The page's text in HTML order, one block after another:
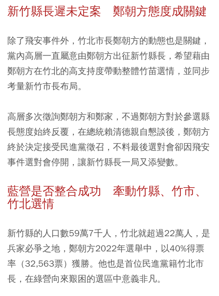
新竹縣長遲未定案 鄭朝方態度成關鍵
除了飛安事件外，竹北市長鄭朝方的動態也是關鍵，
黨內高層一直屬意由鄭朝方出征新竹縣長，希望藉由
鄭朝方在竹北的高支持度帶動整體竹苗選情，並同步
考量新竹市長布局。
高層多次徵詢鄭朝方和鄭家，不過鄭朝方對於參選縣
長態度始終反覆，在總統賴清德親自懇談後，鄭朝方
終於決定接受民進黨徵召，不料最後選對會卻因飛安
事件選對會停開，讓新竹縣長一局又添變數。
藍營是否整合成功 牽動竹縣、竹市、
竹北選情
新竹縣的人口數59萬7千人，竹北就超過22萬人，是
兵家必爭之地，鄭朝方2022年選舉中，以40%得票
率（32,563票）獲勝。他也是首位民進黨籍竹北市
長，在綠營向來艱困的選區中意義非凡。